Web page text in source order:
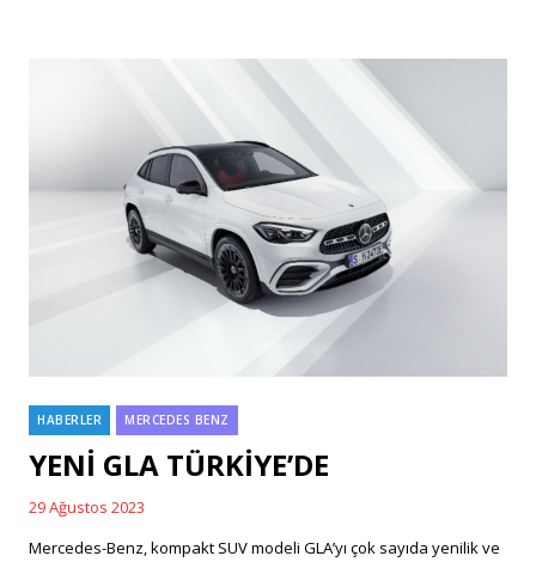
Categories
HABERLER MERCEDES BENZ
YENİ GLA TÜRKİYE’DE
Posted
on
29 Ağustos 2023
Mercedes-Benz, kompakt SUV modeli GLA’yı çok sayıda yenilik ve